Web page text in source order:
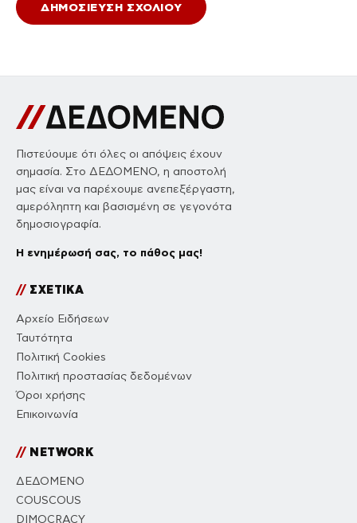
Πιστεύουμε ότι όλες οι απόψεις έχουν
σημασία. Στο ΔΕΔΟΜΕΝΟ, η αποστολή
μας είναι να παρέχουμε ανεπεξέργαστη,
αμερόληπτη και βασισμένη σε γεγονότα
δημοσιογραφία.
Η ενημέρωσή σας, το πάθος μας!
//ΣΧΕΤΙΚΑ
Αρχείο Ειδήσεων
Ταυτότητα
Πολιτική Cookies
Πολιτική προστασίας δεδομένων
Όροι χρήσης
Επικοινωνία
//NETWORK
ΔΕΔΟΜΕΝΟ
COUSCOUS
DIMOCRACY